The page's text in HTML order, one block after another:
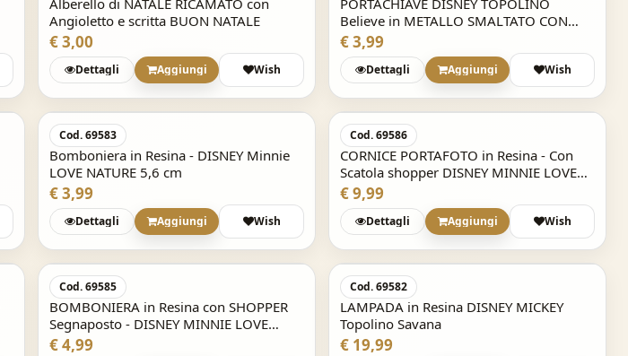
Alberello di NATALE RICAMATO con
Angioletto e scritta BUON NATALE
€ 3,00
Dettagli Aggiungi Wish
PORTACHIAVE DISNEY TOPOLINO
Believe in METALLO SMALTATO CON
BUSTA
€ 3,99
Dettagli Aggiungi Wish
Cod. 69583
Bomboniera in Resina - DISNEY Minnie
LOVE NATURE 5,6 cm
€ 3,99
Dettagli Aggiungi Wish
Cod. 69586
CORNICE PORTAFOTO in Resina - Con
Scatola shopper DISNEY MINNIE LOVE
NATURAL
€ 9,99
Dettagli Aggiungi Wish
Cod. 69585
BOMBONIERA in Resina con SHOPPER
Segnaposto - DISNEY MINNIE LOVE
NATURAL
€ 4,99
Cod. 69582
LAMPADA in Resina DISNEY MICKEY
Topolino Savana
€ 19,99